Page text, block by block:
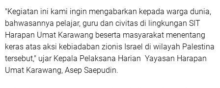
"Kegiatan ini kami ingin mengabarkan kepada warga dunia,
bahwasannya pelajar, guru dan civitas di lingkungan SIT
Harapan Umat Karawang beserta masyarakat menentang
keras atas aksi kebiadaban zionis Israel di wilayah Palestina
tersebut," ujar Kepala Pelaksana Harian Yayasan Harapan
Umat Karawang, Asep Saepudin.